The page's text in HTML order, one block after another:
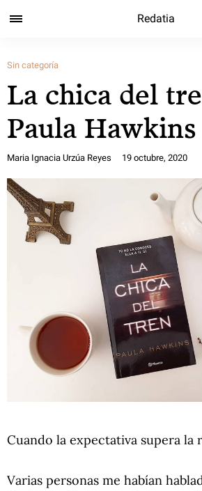
Redatia
Sin categoría
La chica del
Paula Hawkins
Maria Ignacia Urzúa Reyes 19 octubre, 2020
Cuando la expectativa supera la
Varias personas me habían